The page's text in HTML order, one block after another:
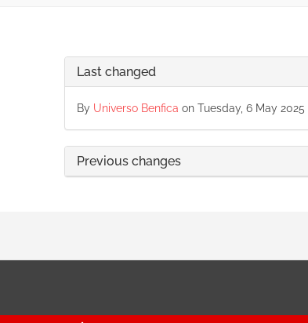
Last changed
By Universo Benfica on Tuesday, 6 May 2025
Previous changes